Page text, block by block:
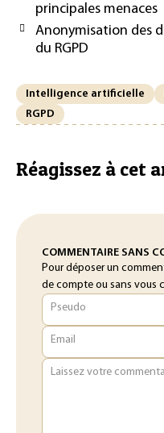
principales menaces
Anonymisation des
du RGPD
Intelligence artificielle
RGPD
Réagissez à cet
COMMENTAIRE SANS
Pour déposer un
de compte ou sans vous
Pseudo
Email
Laissez votre